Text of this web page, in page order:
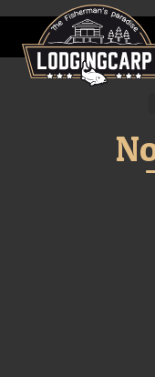
Main
Navigation